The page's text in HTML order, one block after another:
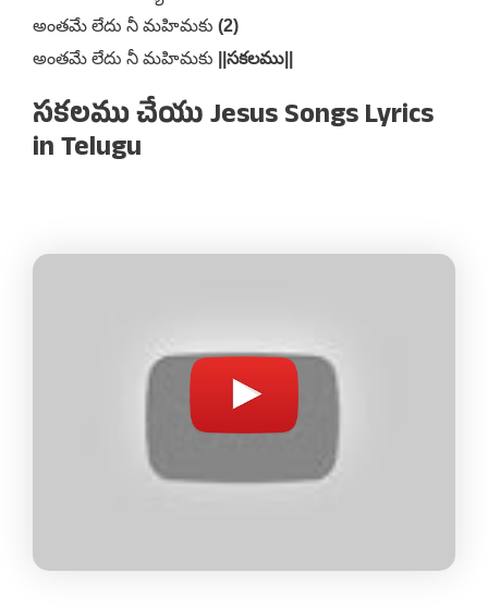
అంతమే లేదు నీ మహిమకు (2)
అంతమే లేదు నీ మహిమకు
||సకలము||
సకలము చేయు Jesus Songs Lyrics
in Telugu